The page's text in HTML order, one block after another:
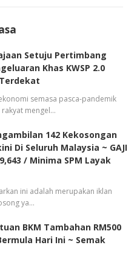
Setuju Pertimbang
Khas KWSP 2.0
semasa pasca-pandemik
rakyat mengel…
142 Kekosongan
Di Seluruh Malaysia ~ GAJI
/ Minima SPM Layak
ini adalah merupakan iklan
ya…
BKM Tambahan RM500
Hari Ini ~ Semak